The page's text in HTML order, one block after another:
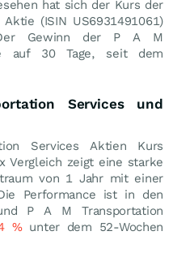
hat sich der Kurs der
(ISIN US6931491061)
Gewinn der P A M
auf 30 Tage, seit dem
Services und
Services Aktien Kurs
Vergleich zeigt eine starke
von 1 Jahr mit einer
Performance ist in den
P A M Transportation
%unter dem 52-Wochen